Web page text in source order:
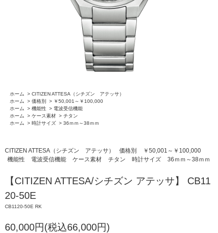
ホーム > CITIZEN ATTESA（シチズン アテッサ）
ホーム
> 価格別 > ￥50,001～￥100,000
ホーム
> 機能性 > 電波受信機能
ホーム
> ケース素材 > チタン
ホーム
> 時計サイズ > 36ｍｍ～38ｍｍ
CITIZEN ATTESA（シチズン アテッサ） 価格別
￥50,001～￥100,000
機能性
電波受信機能 ケース素材 チタン 時計サイズ 36ｍｍ～38ｍｍ
【CITIZEN ATTESA/シチズン アテッサ】 CB11
20-50E
CB1120-50E RK
60,000円(税込66,000円)